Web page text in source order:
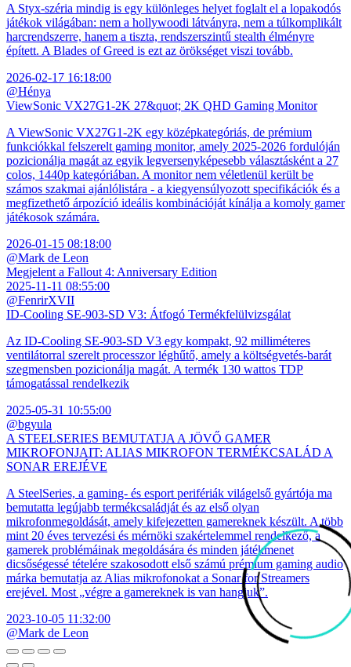
A Styx-széria mindig is egy különleges helyet foglalt el a lopakodós
játékok világában: nem a hollywoodi látványra, nem a túlkomplikált
harcrendszerre, hanem a tiszta, rendszerszintű stealth élményre
épített. A Blades of Greed is ezt az örökséget viszi tovább.
2026-02-17 16:18:00
@Hénya
ViewSonic VX27G1-2K 27&quot; 2K QHD Gaming Monitor
A ViewSonic VX27G1-2K egy középkategóriás, de prémium
funkciókkal felszerelt gaming monitor, amely 2025-2026 fordulóján
pozicionálja magát az egyik legversenyképesebb választásként a 27
colos, 1440p kategóriában. A monitor nem véletlenül került be
számos szakmai ajánlólistára - a kiegyensúlyozott specifikációk és a
megfizethető árpozíció ideális kombinációját kínálja a komoly gamer
játékosok számára.
2026-01-15 08:18:00
@Mark de Leon
Megjelent a Fallout 4: Anniversary Edition
2025-11-11 08:55:00
@FenrirXVII
ID-Cooling SE-903-SD V3: Átfogó Termékfelülvizsgálat
Az ID-Cooling SE-903-SD V3 egy kompakt, 92 milliméteres
ventilátorral szerelt processzor léghűtő, amely a költségvetés-barát
szegmensben pozicionálja magát. A termék 130 wattos TDP
támogatással rendelkezik
2025-05-31 10:55:00
@bgyula
A STEELSERIES BEMUTATJA A JÖVŐ GAMER
MIKROFONJAIT: ALIAS MIKROFON TERMÉKCSALÁD A
SONAR EREJÉVE
A SteelSeries, a gaming- és esport perifériák világelső gyártója ma
bemutatta legújabb termékcsaládját és az első olyan
mikrofonmegoldását, amely kifejezetten gamereknek készült. A több
mint 20 éves tervezési és mérnöki szakértelemmel rendelkező, a
gamerek problémáinak megoldására és minden játékmenet
dicsőségessé tételére szakosodott első számú prémium gaming audio
márka bemutatja az Alias mikrofonokat a Sonar for Streamers
erejével. Most „végre a gamereknek is van hangjuk”.
2023-10-05 11:32:00
@Mark de Leon